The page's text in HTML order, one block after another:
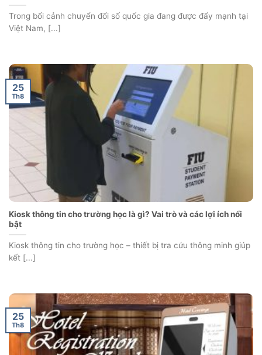
Trong bối cảnh chuyển đổi số quốc gia đang được đẩy mạnh tại
Việt Nam, [...]
Kiosk thông tin cho trường học là gì? Vai trò và các lợi ích nổi
bật
Kiosk thông tin cho trường học – thiết bị tra cứu thông minh giúp
kết [...]
25
Th8
25
Th8